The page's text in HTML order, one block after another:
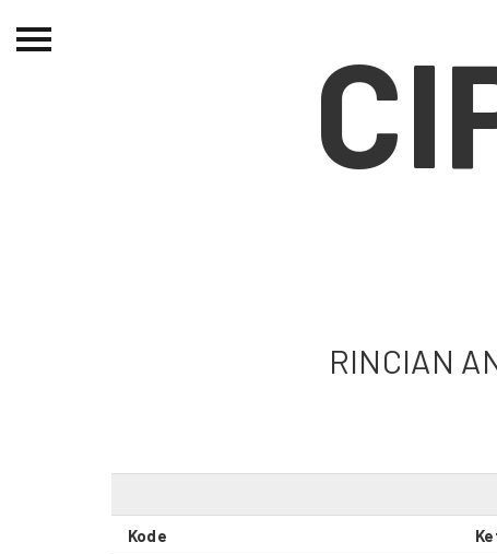
Beranda
Kredit Web-site
RINCIAN
Kode